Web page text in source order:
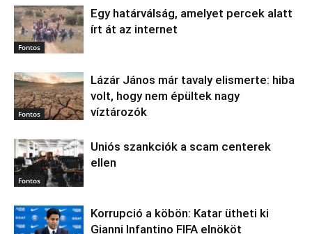
Fontos
Egy határválság, amelyet percek alatt
írt át az internet
Fontos
Lázár János már tavaly elismerte: hiba
volt, hogy nem épültek nagy
víztározók
Fontos
Uniós szankciók a scam centerek
ellen
Korrupció a köbön: Katar ütheti ki
Gianni Infantino FIFA elnököt